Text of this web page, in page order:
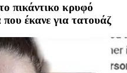
πικάντικο κρυφό
έκανε για τατουάζ